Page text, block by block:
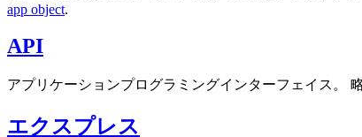
app object.
API
アプリケーションプログラミングインターフェイス。
エクスプレス